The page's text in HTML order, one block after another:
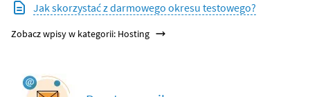
Jak skorzystać z darmowego okresu testowego?
Zobacz wpisy w kategorii: Hosting